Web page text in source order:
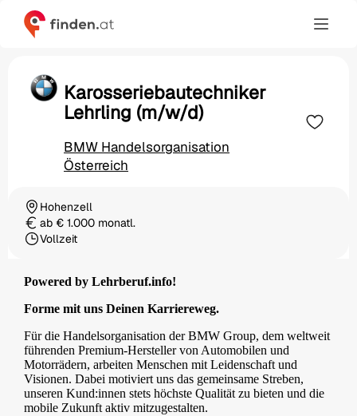
Karosseriebautechniker
Lehrling (m/w/d)
BMW Handelsorganisation
Österreich
Ortschaft
Hohenzell
Gehaltab € 1.000 monatl.
Beschäftigungsart
Vollzeit
Powered by Lehrberuf.info!
Forme mit uns Deinen Karriereweg.
Für die Handelsorganisation der BMW Group, dem weltweit
führenden Premium-Hersteller von Automobilen und
Motorrädern, arbeiten Menschen mit Leidenschaft und
Visionen. Dabei motiviert uns das gemeinsame Streben,
unseren Kund:innen stets höchste Qualität zu bieten und die
mobile Zukunft aktiv mitzugestalten.